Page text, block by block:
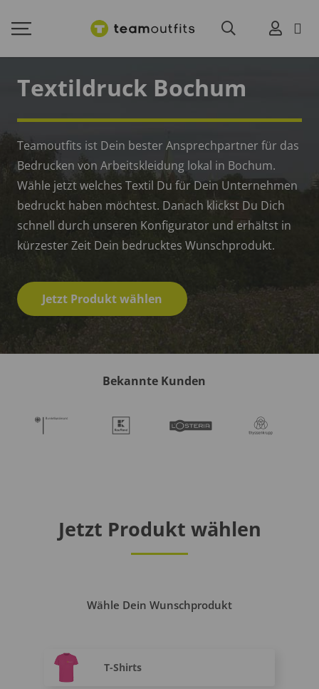
Textildruck Bochum
Teamoutfits ist Dein bester Ansprechpartner für das
Bedrucken von Arbeitskleidung lokal in Bochum.
Wähle jetzt welches Textil Du für Dein Unternehmen
bedruckt haben möchtest. Danach klickst Du Dich
schnell durch unseren Konfigurator und erhältst in
kürzester Zeit Dein bedrucktes Wunschprodukt.
Jetzt Produkt wählen
Bekannte Kunden
Jetzt Produkt wählen
Wähle Dein Wunschprodukt
T-Shirts